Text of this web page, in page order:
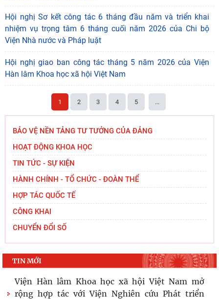
Hội nghị Sơ kết công tác 6 tháng đầu năm và triển khai
nhiệm vụ trọng tâm 6 tháng cuối năm 2026 của Chi bộ
Viện Nhà nước và Pháp luật
Hội nghị giao ban công tác tháng 5 năm 2026 của Viện
Hàn lâm Khoa học xã hội Việt Nam
1 2 3 4 5 ...
BẢO VỆ NỀN TẢNG TƯ TƯỞNG CỦA ĐẢNG
HOẠT ĐỘNG KHOA HỌC
TIN TỨC - SỰ KIỆN
HÀNH CHÍNH - TỔ CHỨC - ĐOÀN THỂ
HỢP TÁC QUỐC TẾ
CÔNG KHAI
CHUYỂN ĐỔI SỐ
TIN MỚI
Viện Hàn lâm Khoa học xã hội Việt Nam mở
rộng hợp tác với Viện Nghiên cứu Phát triển